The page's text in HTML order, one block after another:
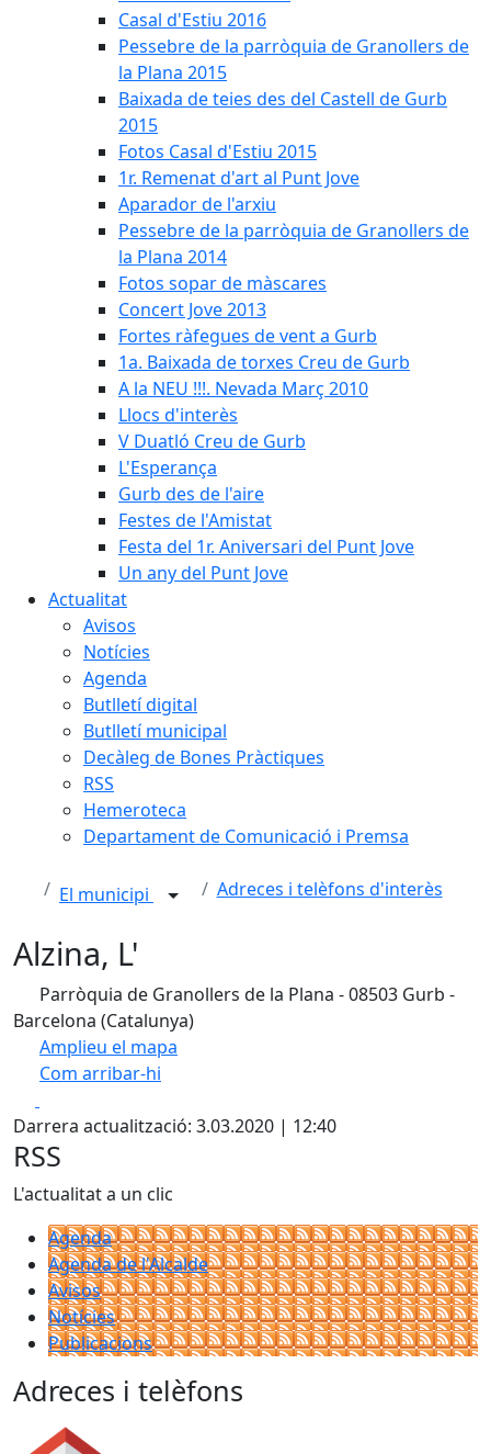
Casal d'Estiu 2016
Pessebre de la parròquia de Granollers de
la Plana 2015
Baixada de teies des del Castell de Gurb
2015
Fotos Casal d'Estiu 2015
1r. Remenat d'art al Punt Jove
Aparador de l'arxiu
Pessebre de la parròquia de Granollers de
la Plana 2014
Fotos sopar de màscares
Concert Jove 2013
Fortes ràfegues de vent a Gurb
1a. Baixada de torxes Creu de Gurb
A la NEU !!!. Nevada Març 2010
Llocs d'interès
V Duatló Creu de Gurb
L'Esperança
Gurb des de l'aire
Festes de l'Amistat
Festa del 1r. Aniversari del Punt Jove
Un any del Punt Jove
Actualitat
Avisos
Notícies
Agenda
Butlletí digital
Butlletí municipal
Decàleg de Bones Pràctiques
RSS
Hemeroteca
Departament de Comunicació i Premsa
El municipi Adreces i telèfons d'interès
Alzina, L'
Parròquia de Granollers de la Plana - 08503 Gurb -
Barcelona (Catalunya)
Amplieu el mapa
Com arribar-hi
+
−
Darrera actualització: 3.03.2020 | 12:40
RSS
L'actualitat a un clic
Agenda
Agenda de l'Alcalde
Avisos
Notícies
Publicacions
Adreces i telèfons